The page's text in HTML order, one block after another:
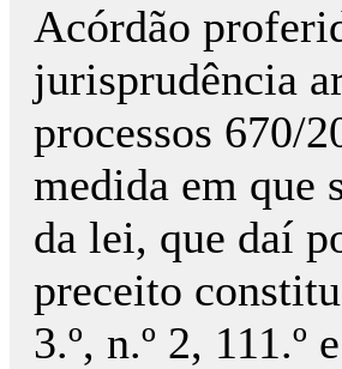
Acórdão
jurisprudência
processos 670/
medida em que
da lei, que daí
preceito
3.º, n.º 2, 111.º